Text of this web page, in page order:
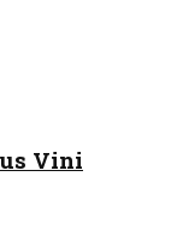
Vini